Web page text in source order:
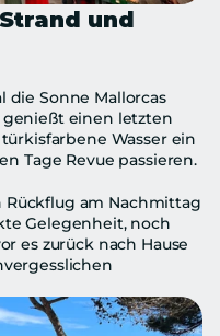
und
die Sonne Mallorcas
genießt einen letzten
Wasser ein
Tage Revue passieren.
Rückflug am Nachmittag
Gelegenheit, noch
es zurück nach Hause